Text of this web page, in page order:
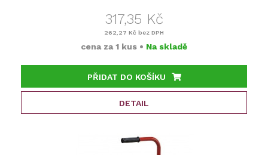
317,35 Kč
262,27 Kč bez DPH
cena za 1 kus • Na skladě
PŘIDAT DO KOŠÍKU
DETAIL